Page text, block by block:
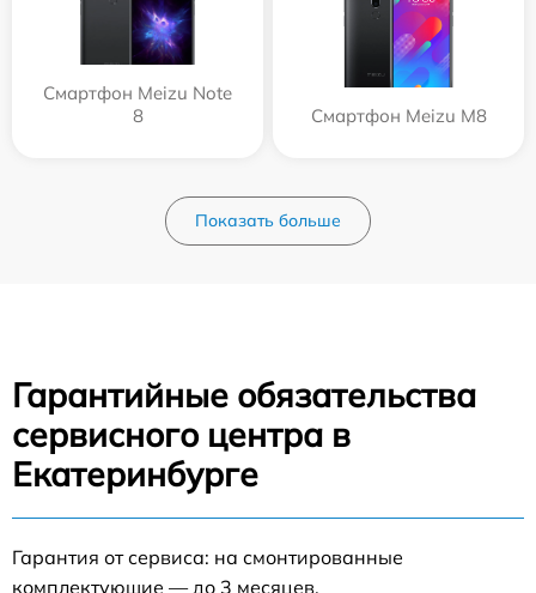
Смартфон Meizu Note
8
Смартфон Meizu M8
Показать больше
Гарантийные обязательства
сервисного центра в
Екатеринбурге
Гарантия от сервиса: на смонтированные
комплектующие — до 3 месяцев.